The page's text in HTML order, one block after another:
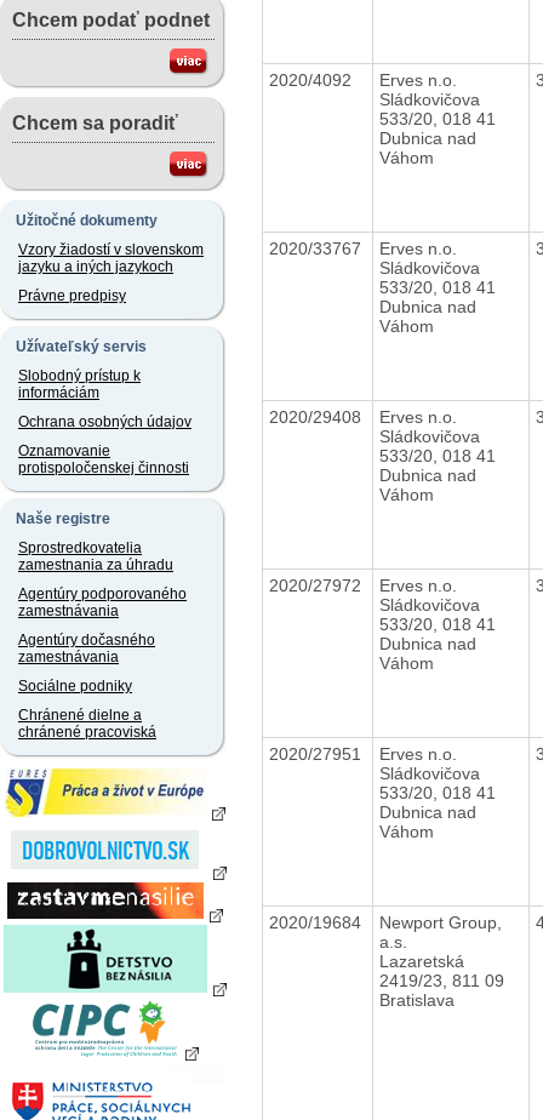
Chcem podať podnet
Chcem sa poradiť
Užitočné dokumenty
Vzory žiadostí v slovenskom
jazyku a iných jazykoch
Právne predpisy
Užívateľský servis
Slobodný prístup k
informáciám
Ochrana osobných údajov
Oznamovanie
protispoločenskej činnosti
Naše registre
Sprostredkovatelia
zamestnania za úhradu
Agentúry podporovaného
zamestnávania
Agentúry dočasného
zamestnávania
Sociálne podniky
Chránené dielne a
chránené pracoviská
2020/4092
Erves n.o.
Sládkovičova
533/20, 018 41
Dubnica nad
Váhom
2020/33767
Erves n.o.
Sládkovičova
533/20, 018 41
Dubnica nad
Váhom
2020/29408
Erves n.o.
Sládkovičova
533/20, 018 41
Dubnica nad
Váhom
2020/27972
Erves n.o.
Sládkovičova
533/20, 018 41
Dubnica nad
Váhom
2020/27951
Erves n.o.
Sládkovičova
533/20, 018 41
Dubnica nad
Váhom
2020/19684
Newport Group,
a.s.
Lazaretská
2419/23, 811 09
Bratislava